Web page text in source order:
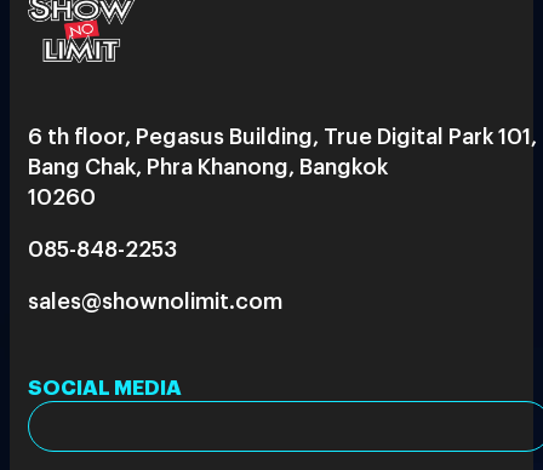
6 th floor, Pegasus Building, True Digital Park 101,
Bang Chak, Phra Khanong, Bangkok
10260
085-848-2253
sales@shownolimit.com
SOCIAL MEDIA